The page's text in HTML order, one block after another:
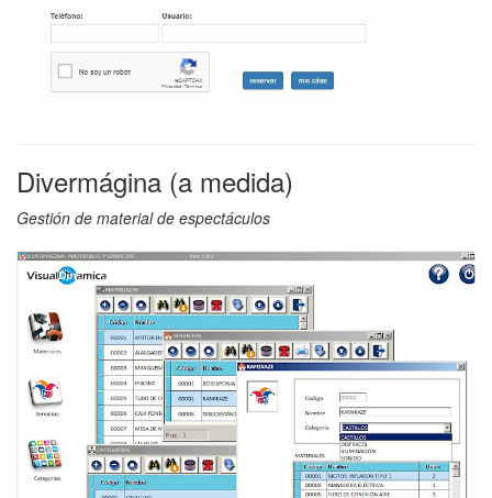
Divermágina (a medida)
Gestión de material de espectáculos